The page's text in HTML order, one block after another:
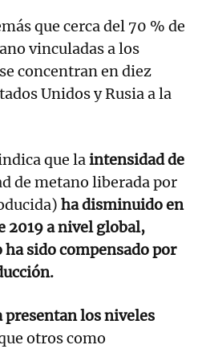
que cerca del 70 % de
vinculadas a los
concentran en diez
Unidos y Rusia a la
que laintensidad de
de metano liberada por
ha disminuido en
2019 a nivel global,
sido compensado por
presentan los niveles
otros como